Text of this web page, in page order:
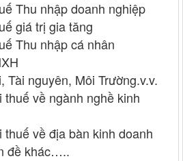
Thu nhập doanh nghiệp
giá trị gia tăng
Thu nhập cá nhân
Tài nguyên, Môi Trường.v.v.
về ngành nghề kinh
về địa bàn kinh doanh
đề khác…..